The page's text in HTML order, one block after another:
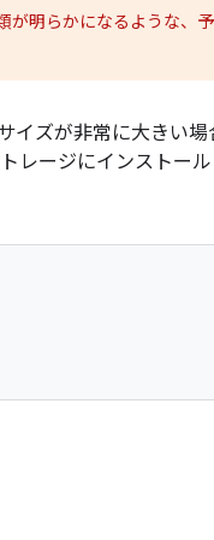
が明らかになるような、
イズが非常に大きい場
レージにインストー